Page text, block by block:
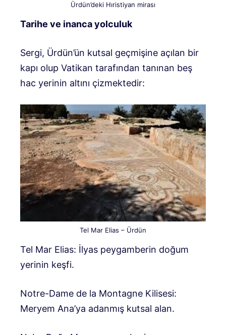
Ürdün’deki Hıristiyan mirası
Tarihe ve inanca yolculuk
Sergi, Ürdün’ün kutsal geçmişine açılan bir
kapı olup Vatikan tarafından tanınan beş
hac yerinin altını çizmektedir:
Tel Mar Elias – Ürdün
Tel Mar Elias: İlyas peygamberin doğum
yerinin keşfi.
Notre-Dame de la Montagne Kilisesi:
Meryem Ana’ya adanmış kutsal alan.